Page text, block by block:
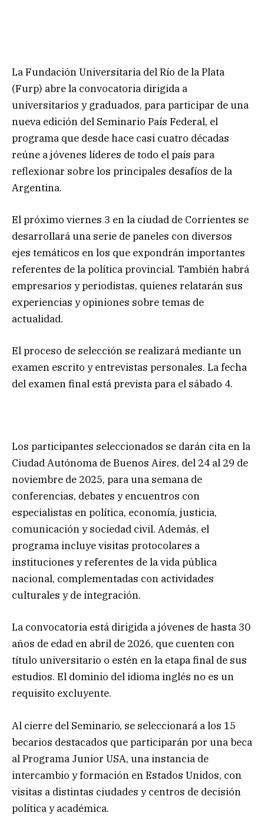
La Fundación Universitaria del Río de la Plata
(Furp) abre la convocatoria dirigida a
universitarios y graduados, para participar de una
nueva edición del Seminario País Federal, el
programa que desde hace casi cuatro décadas
reúne a jóvenes líderes de todo el país para
reflexionar sobre los principales desafíos de la
Argentina.
El próximo viernes 3 en la ciudad de Corrientes se
desarrollará una serie de paneles con diversos
ejes temáticos en los que expondrán importantes
referentes de la política provincial. También habrá
empresarios y periodistas, quienes relatarán sus
experiencias y opiniones sobre temas de
actualidad.
El proceso de selección se realizará mediante un
examen escrito y entrevistas personales. La fecha
del examen final está prevista para el sábado 4.
Los participantes seleccionados se darán cita en la
Ciudad Autónoma de Buenos Aires, del 24 al 29 de
noviembre de 2025, para una semana de
conferencias, debates y encuentros con
especialistas en política, economía, justicia,
comunicación y sociedad civil. Además, el
programa incluye visitas protocolares a
instituciones y referentes de la vida pública
nacional, complementadas con actividades
culturales y de integración.
La convocatoria está dirigida a jóvenes de hasta 30
años de edad en abril de 2026, que cuenten con
título universitario o estén en la etapa final de sus
estudios. El dominio del idioma inglés no es un
requisito excluyente.
Al cierre del Seminario, se seleccionará a los 15
becarios destacados que participarán por una beca
al Programa Junior USA, una instancia de
intercambio y formación en Estados Unidos, con
visitas a distintas ciudades y centros de decisión
política y académica.